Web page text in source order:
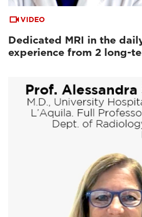
VIDEO
Dedicated MRI in the
experience from 2 long-